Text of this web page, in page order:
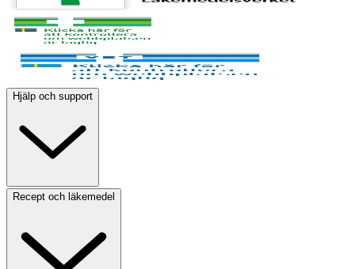
Hjälp och support
Recept och läkemedel